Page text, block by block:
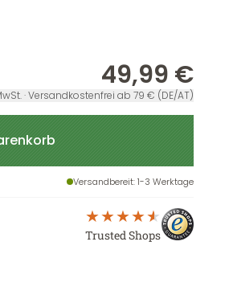
49,99 €
· Versandkostenfrei ab 79 € (DE/AT)
Versandbereit: 1-3 Werktage
Trusted Shops